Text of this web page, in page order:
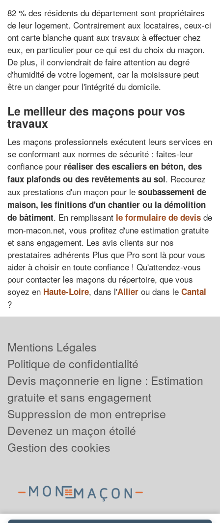
82 % des résidents du département sont propriétaires
de leur logement. Contrairement aux locataires, ceux-ci
ont carte blanche quant aux travaux à effectuer chez
eux, en particulier pour ce qui est du choix du maçon.
De plus, il conviendrait de faire attention au degré
d'humidité de votre logement, car la moisissure peut
être un danger pour l'intégrité du domicile.
Le meilleur des maçons pour vos
travaux
Les maçons professionnels exécutent leurs services en
se conformant aux normes de sécurité : faites-leur
confiance pour réaliser des escaliers en béton, des
faux plafonds ou des revêtements au sol. Recourez
aux prestations d'un maçon pour le soubassement de
maison, les finitions d'un chantier ou la démolition
de bâtiment. En remplissant le formulaire de devis de
mon-macon.net, vous profitez d'une estimation gratuite
et sans engagement. Les avis clients sur nos
prestataires adhérents Plus que Pro sont là pour vous
aider à choisir en toute confiance ! Qu'attendez-vous
pour contacter les maçons du répertoire, que vous
soyez en Haute-Loire, dans l'Allier ou dans le Cantal
?
Mentions Légales
Politique de confidentialité
Devis maçonnerie en ligne : Estimation
gratuite et sans engagement
Suppression de mon entreprise
Devenez un maçon étoilé
Gestion des cookies